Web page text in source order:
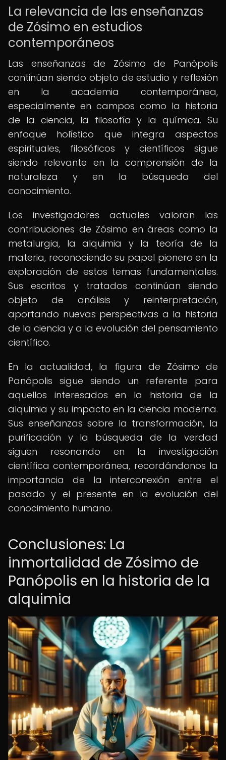
La relevancia de las enseñanzas
de Zósimo en estudios
contemporáneos
Las enseñanzas de Zósimo de Panópolis
continúan siendo objeto de estudio y reflexión
en la academia contemporánea,
especialmente en campos como la historia
de la ciencia, la filosofía y la química. Su
enfoque holístico que integra aspectos
espirituales, filosóficos y científicos sigue
siendo relevante en la comprensión de la
naturaleza y en la búsqueda del
conocimiento.
Los investigadores actuales valoran las
contribuciones de Zósimo en áreas como la
metalurgia, la alquimia y la teoría de la
materia, reconociendo su papel pionero en la
exploración de estos temas fundamentales.
Sus escritos y tratados continúan siendo
objeto de análisis y reinterpretación,
aportando nuevas perspectivas a la historia
de la ciencia y a la evolución del pensamiento
científico.
En la actualidad, la figura de Zósimo de
Panópolis sigue siendo un referente para
aquellos interesados en la historia de la
alquimia y su impacto en la ciencia moderna.
Sus enseñanzas sobre la transformación, la
purificación y la búsqueda de la verdad
siguen resonando en la investigación
científica contemporánea, recordándonos la
importancia de la interconexión entre el
pasado y el presente en la evolución del
conocimiento humano.
Conclusiones: La
inmortalidad de Zósimo de
Panópolis en la historia de la
alquimia